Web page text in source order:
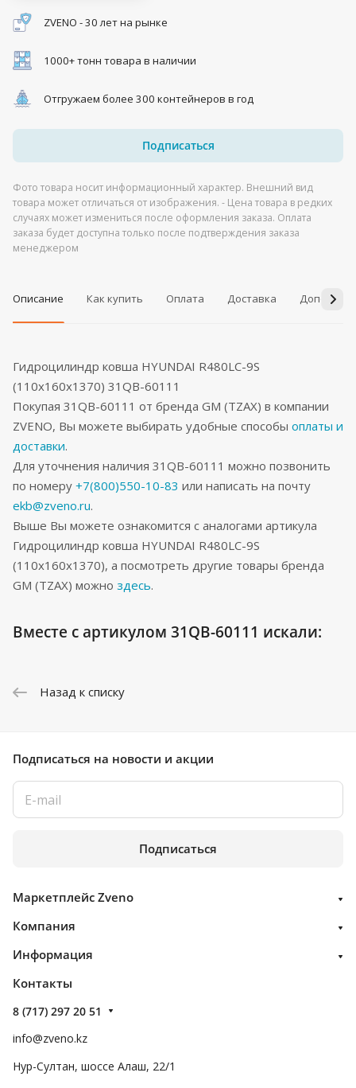
ZVENO - 30 лет на рынке
1000+ тонн товара в наличии
Отгружаем более 300 контейнеров в год
Подписаться
Фото товара носит информационный характер. Внешний вид
товара может отличаться от изображения. - Цена товара в редких
случаях может измениться после оформления заказа. Оплата
заказа будет доступна только после подтверждения заказа
менеджером
Описание Как купить Оплата Доставка
Гидроцилиндр ковша HYUNDAI R480LC-9S
(110x160x1370) 31QB-60111
Покупая 31QB-60111 от бренда GM (TZAX) в компании
ZVENO, Вы можете выбирать удобные способы оплаты и
доставки.
Для уточнения наличия 31QB-60111 можно позвонить
по номеру +7(800)550-10-83 или написать на почту
ekb@zveno.ru.
Выше Вы можете ознакомится с аналогами артикула
Гидроцилиндр ковша HYUNDAI R480LC-9S
(110x160x1370), а посмотреть другие товары бренда
GM (TZAX) можно здесь.
Вместе с артикулом 31QB-60111 искали:
Назад к списку
Подписаться на новости и акции
Подписаться
Маркетплейс Zveno
Компания
Информация
Контакты
8 (717) 297 20 51
info@zveno.kz
Нур-Султан, шоссе Алаш, 22/1